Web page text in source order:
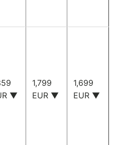
▼
1,799
EUR ▼
1,699
EUR ▼